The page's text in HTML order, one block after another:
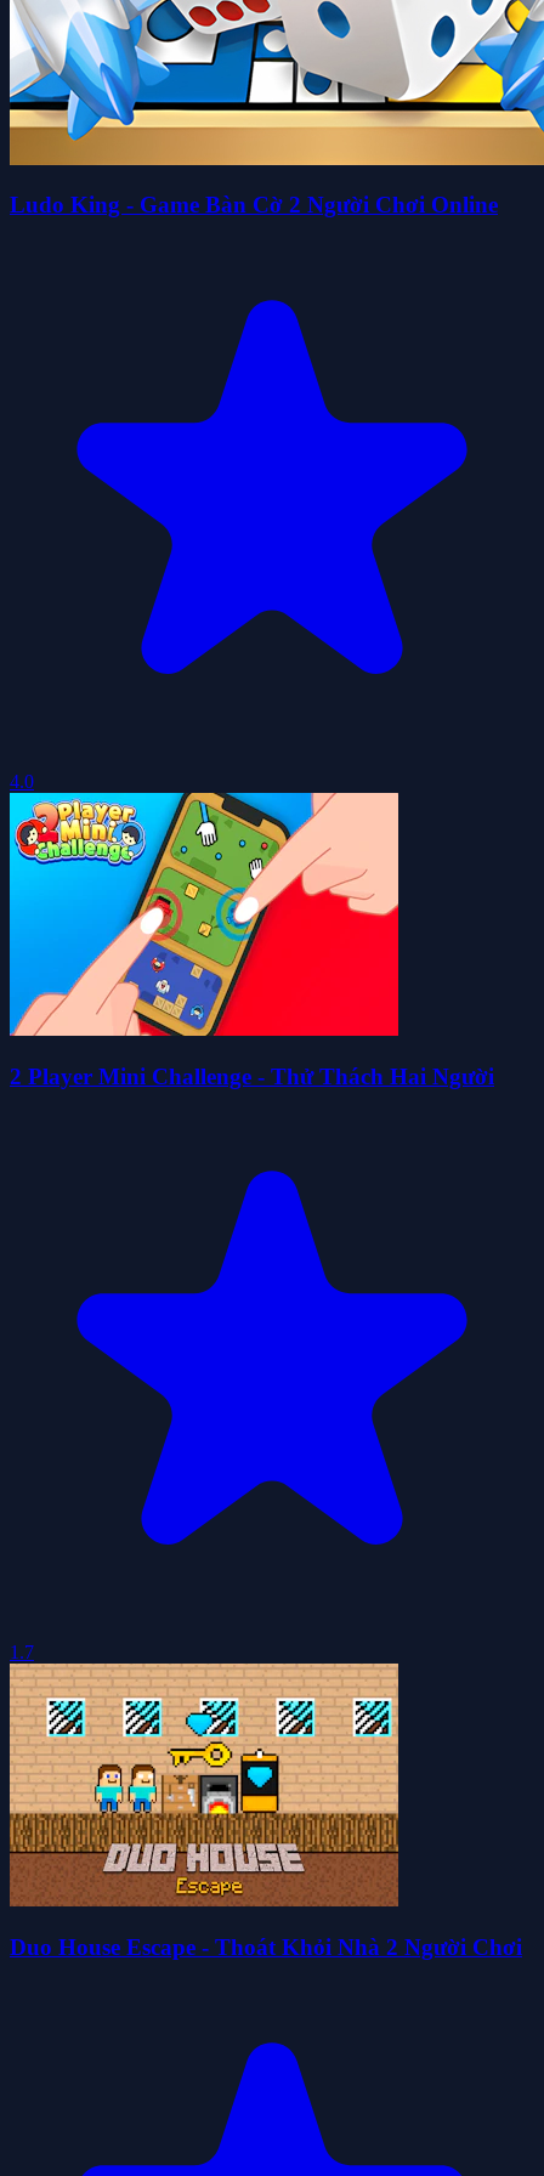
Ludo King - Game Bàn Cờ 2 Người Chơi Online
4.0
2 Player Mini Challenge - Thử Thách Hai Người
1.7
Duo House Escape - Thoát Khỏi Nhà 2 Người Chơi